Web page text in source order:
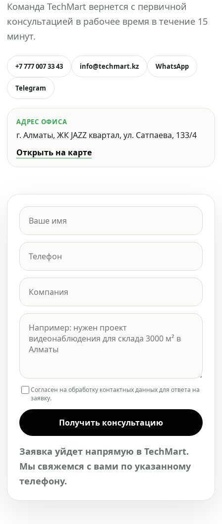
Команда TechMart вернется с первичной
консультацией в рабочее время в течение 15
минут.
+7 777 007 33 43 info@techmart.kz WhatsApp
Telegram
АДРЕС ОФИСА
г. Алматы, ЖК JAZZ квартал, ул. Сатпаева, 133/4
Открыть на карте
Согласен на обработку контактных данных для ответа на
заявку.
Получить консультацию
Заявка уйдет напрямую в TechMart.
Мы свяжемся с вами по указанному
телефону.